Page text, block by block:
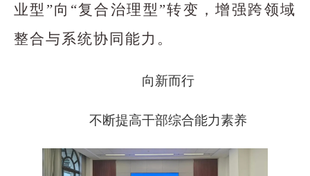
业型”向“复合治理型”转变，增强跨领域
整合与系统协同能力。
向新而行
不断提高干部综合能力素养